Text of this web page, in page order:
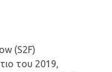
(S2F)
του 2019,